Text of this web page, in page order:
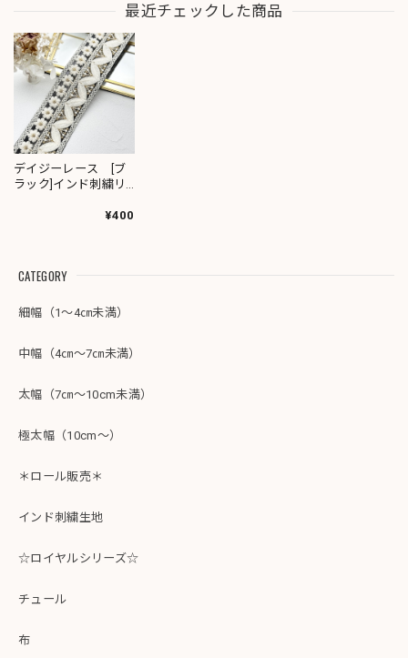
最近チェックした商品
デイジーレース [ブ
ラック]インド刺繍リ
¥400
CATEGORY
細幅（1～4㎝未満）
中幅（4㎝～7㎝未満）
太幅（7㎝～10cm未満）
極太幅（10cm～）
＊ロール販売＊
インド刺繍生地
☆ロイヤルシリーズ☆
チュール
布